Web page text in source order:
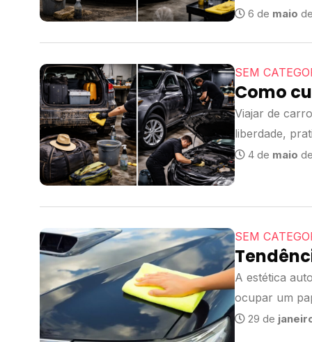
constante
6 de maio
SEM
Como
Viajar de
liberdade,
viagem longa,
4 de maio
SEM
A estética
ocupar um
consumidores
29 de